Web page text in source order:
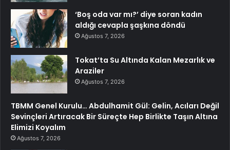
‘Boş oda var mı?’ diye soran kadın
aldığı cevapla şaşkına döndü
Ağustos 7, 2026
Tokat’ta Su Altında Kalan Mezarlık ve
Araziler
Ağustos 7, 2026
TBMM Genel Kurulu… Abdulhamit Gül: Gelin, Acıları Değil
Sevinçleri Artıracak Bir Süreçte Hep Birlikte Taşın Altına
Elimizi Koyalım
Ağustos 7, 2026